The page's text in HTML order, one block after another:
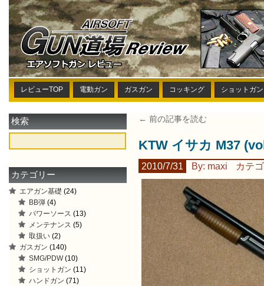
レビューTOP 電動ガン ガスガン コッキング ショットガン
← 前の記事を読む
KTW イサカ M37
2010/7/31 By: maxi カテ
検索
カテゴリー
エアガン基礎 (24)
BB弾 (4)
パワーソース (13)
メンテナンス (5)
取扱い (2)
ガスガン (140)
SMG/PDW(10)
ショットガン (11)
ハンドガン (71)